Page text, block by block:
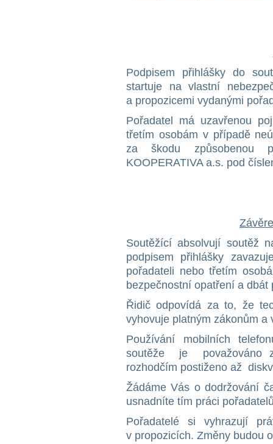
Podpisem přihlášky do
startuje na vlastní
a propozicemi vydanými
Pořadatel má uzavřenou
třetím osobám v případě
za škodu způsobenou
KOOPERATIVA a.s. pod
Soutěžící absolvují soutěž
podpisem přihlášky
pořadateli nebo třetím
bezpečnostní opatření a
Řidič odpovídá za to, že
vyhovuje platným zákonům a
Používání mobilních
soutěže je považováno
rozhodčím postiženo až
Žádáme Vás o dodržování
usnadníte tím práci
Pořadatelé si vyhrazují
v propozicích. Změny budou